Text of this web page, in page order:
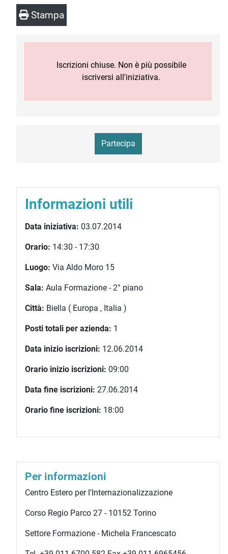
Stampa
Iscrizioni chiuse. Non è più possibile
iscriversi all'iniziativa.
Partecipa
Informazioni utili
Data iniziativa: 03.07.2014
Orario: 14:30 - 17:30
Luogo: Via Aldo Moro 15
Sala: Aula Formazione - 2° piano
Città: Biella ( Europa , Italia )
Posti totali per azienda: 1
Data inizio iscrizioni: 12.06.2014
Orario inizio iscrizioni: 09:00
Data fine iscrizioni: 27.06.2014
Orario fine iscrizioni: 18:00
Per informazioni
Centro Estero per l'Internazionalizzazione
Corso Regio Parco 27 - 10152 Torino
Settore Formazione - Michela Francescato